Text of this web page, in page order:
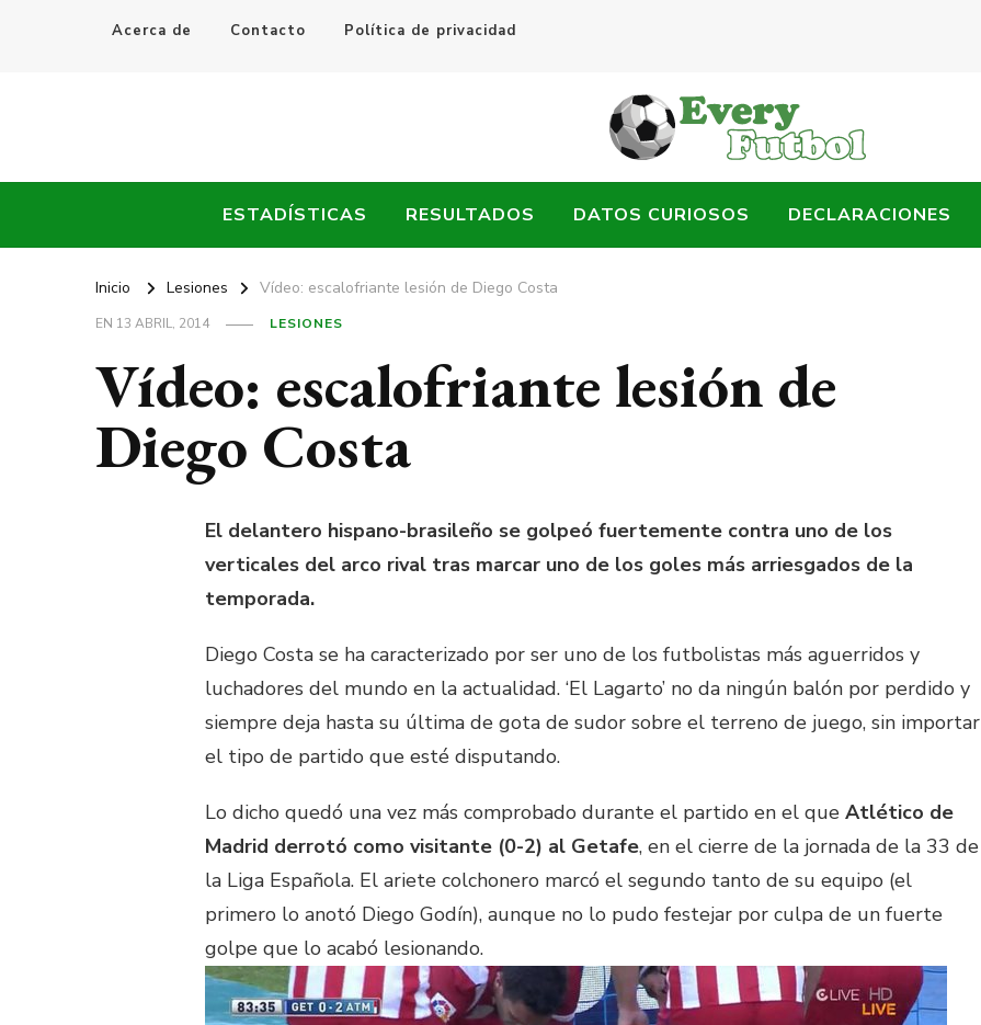
Acerca de Contacto Política de privacidad
Every Fútbol
ESTADÍSTICAS RESULTADOS DATOS CURIOSOS DECLARACIONES
Inicio Lesiones Vídeo: escalofriante lesión de Diego Costa
EN 13 ABRIL, 2014 LESIONES
Vídeo: escalofriante lesión de
Diego Costa
El delantero hispano-brasileño se golpeó fuertemente contra uno de los
verticales del arco rival tras marcar uno de los goles más arriesgados de la
temporada.
Diego Costa se ha caracterizado por ser uno de los futbolistas más aguerridos y
luchadores del mundo en la actualidad. ‘El Lagarto’ no da ningún balón por perdido y
siempre deja hasta su última de gota de sudor sobre el terreno de juego, sin importar
el tipo de partido que esté disputando.
Lo dicho quedó una vez más comprobado durante el partido en el que Atlético de
Madrid derrotó como visitante (0-2) al Getafe, en el cierre de la jornada de la 33 de
la Liga Española. El ariete colchonero marcó el segundo tanto de su equipo (el
primero lo anotó Diego Godín), aunque no lo pudo festejar por culpa de un fuerte
golpe que lo acabó lesionando.